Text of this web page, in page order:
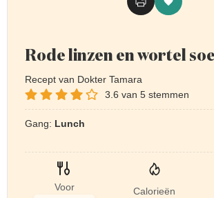
Rode linzen en wortel
Recept van Dokter Tamara
3.6 van 5 stemmen
Gang: Lunch
Voor Calorieën